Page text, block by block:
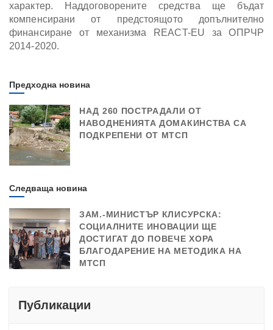
характер. Наддоговорените средства ще бъдат
компенсирани от предстоящото допълнително
финансиране от механизма REACT-EU за ОПРЧР
2014-2020.
Предходна новина
НАД 260 ПОСТРАДАЛИ ОТ
НАВОДНЕНИЯТА ДОМАКИНСТВА СА
ПОДКРЕПЕНИ ОТ МТСП
Следваща новина
ЗАМ.-МИНИСТЪР КЛИСУРСКА:
СОЦИАЛНИТЕ ИНОВАЦИИ ЩЕ
ДОСТИГАТ ДО ПОВЕЧЕ ХОРА
БЛАГОДАРЕНИЕ НА МЕТОДИКА НА
МТСП
Публикации